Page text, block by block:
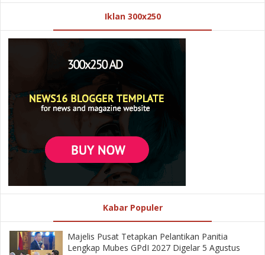
Iklan 300x250
Kabar Populer
Majelis Pusat Tetapkan Pelantikan Panitia
Lengkap Mubes GPdI 2027 Digelar 5 Agustus